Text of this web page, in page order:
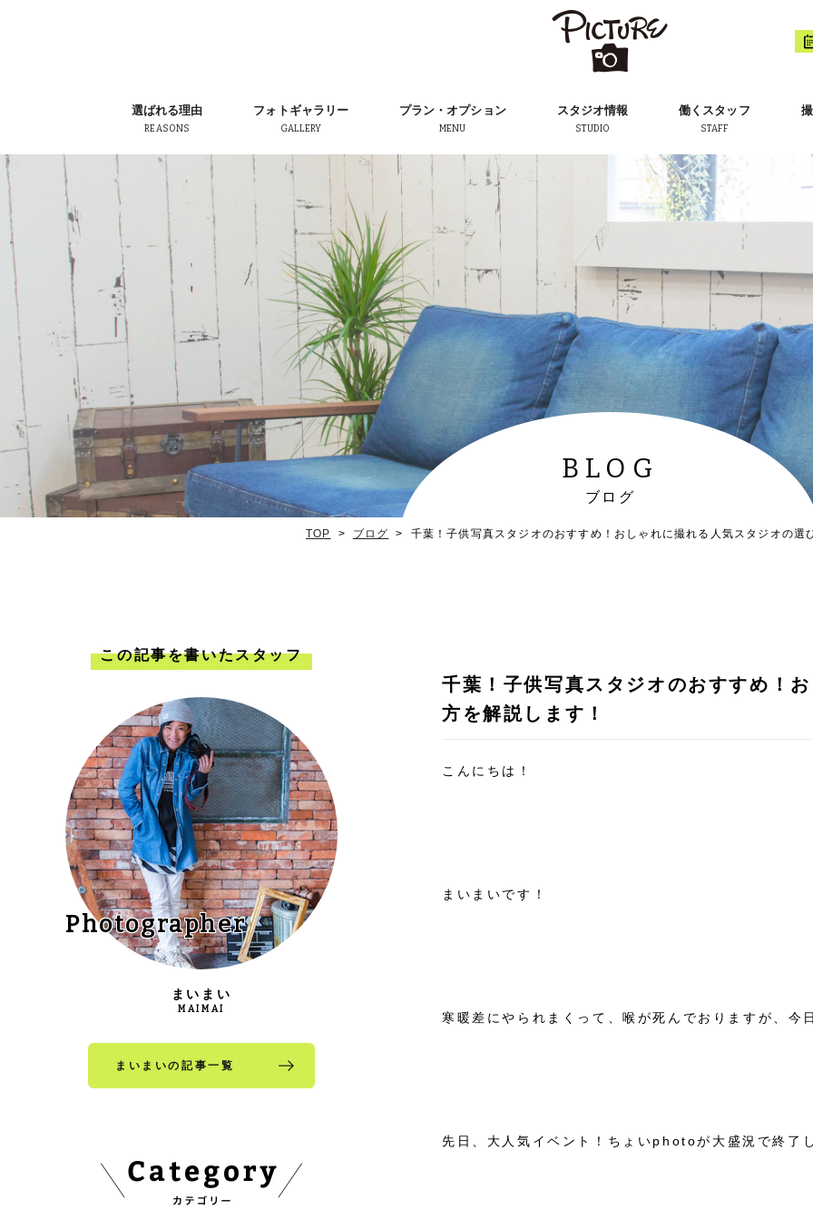
選ばれる理由
REASONS
フォトギャラリー
GALLERY
プラン・オプション
MENU
スタジオ情報
STUDIO
働くスタッフ
STAFF
BLOG
ブログ
TOP ブログ 千葉！子供写真スタジオのおすすめ！おしゃれに撮れる人気スタジオの選
千葉！子供写真スタジオのおすすめ！
方を解説します！
こんにちは！
まいまいです！
寒暖差にやられまくって、喉が死んでおりますが、今
先日、大人気イベント！ちょいphotoが大盛況で終了
この記事を書いたスタッフ
Photographer
まいまい
MAIMAI
まいまいの記事一覧